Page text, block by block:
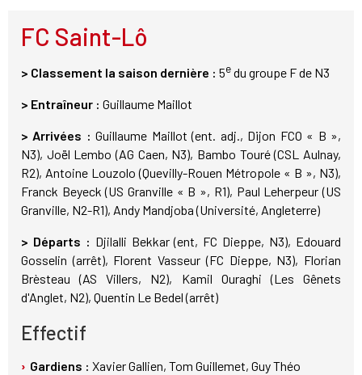
FC Saint-Lô
> Classement la saison dernière : 5edu groupe F de N3
> Entraîneur : Guillaume Maillot
> Arrivées : Guillaume Maillot (ent. adj., Dijon FCO « B »,
N3), Joël Lembo (AG Caen, N3), Bambo Touré (CSL Aulnay,
R2), Antoine Louzolo (Quevilly-Rouen Métropole « B », N3),
Franck Beyeck (US Granville « B », R1), Paul Leherpeur (US
Granville, N2-R1), Andy Mandjoba (Université, Angleterre)
> Départs : Djilalli Bekkar (ent, FC Dieppe, N3), Edouard
Gosselin (arrêt), Florent Vasseur (FC Dieppe, N3), Florian
Brèsteau (AS Villers, N2), Kamil Ouraghi (Les Gênets
d'Anglet, N2), Quentin Le Bedel (arrêt)
Effectif
Gardiens : Xavier Gallien, Tom Guillemet, Guy Théo